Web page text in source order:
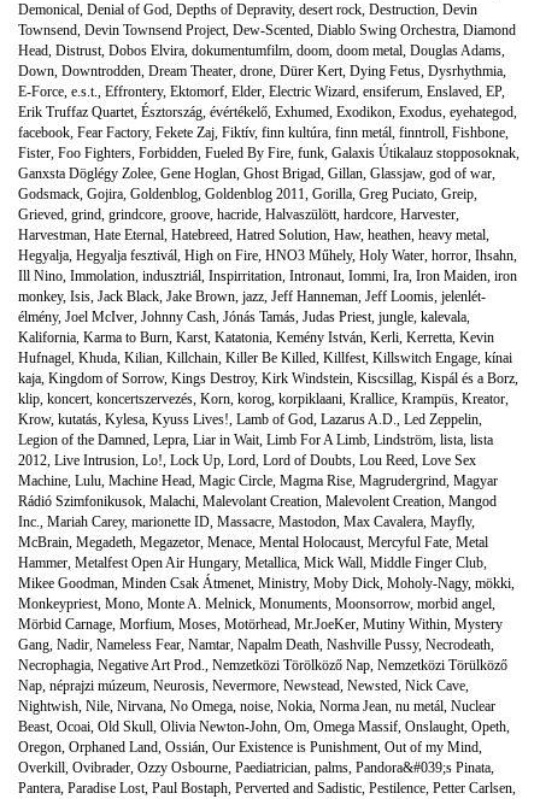
Demonical, Denial of God, Depths of Depravity, desert rock, Destruction, Devin
Townsend, Devin Townsend Project, Dew-Scented, Diablo Swing Orchestra, Diamond
Head, Distrust, Dobos Elvira, dokumentumfilm, doom, doom metal, Douglas Adams,
Down, Downtrodden, Dream Theater, drone, Dürer Kert, Dying Fetus, Dysrhythmia,
E-Force, e.s.t., Effrontery, Ektomorf, Elder, Electric Wizard, ensiferum, Enslaved, EP,
Erik Truffaz Quartet, Észtország, évértékelő, Exhumed, Exodikon, Exodus, eyehategod,
facebook, Fear Factory, Fekete Zaj, Fiktív, finn kultúra, finn metál, finntroll, Fishbone,
Fister, Foo Fighters, Forbidden, Fueled By Fire, funk, Galaxis Útikalauz stopposoknak,
Ganxsta Döglégy Zolee, Gene Hoglan, Ghost Brigad, Gillan, Glassjaw, god of war,
Godsmack, Gojira, Goldenblog, Goldenblog 2011, Gorilla, Greg Puciato, Greip,
Grieved, grind, grindcore, groove, hacride, Halvaszülött, hardcore, Harvester,
Harvestman, Hate Eternal, Hatebreed, Hatred Solution, Haw, heathen, heavy metal,
Hegyalja, Hegyalja fesztivál, High on Fire, HNO3 Műhely, Holy Water, horror, Ihsahn,
Ill Nino, Immolation, indusztriál, Inspirritation, Intronaut, Iommi, Ira, Iron Maiden, iron
monkey, Isis, Jack Black, Jake Brown, jazz, Jeff Hanneman, Jeff Loomis, jelenlét-
élmény, Joel McIver, Johnny Cash, Jónás Tamás, Judas Priest, jungle, kalevala,
Kalifornia, Karma to Burn, Karst, Katatonia, Kemény István, Kerli, Kerretta, Kevin
Hufnagel, Khuda, Kilian, Killchain, Killer Be Killed, Killfest, Killswitch Engage, kínai
kaja, Kingdom of Sorrow, Kings Destroy, Kirk Windstein, Kiscsillag, Kispál és a Borz,
klip, koncert, koncertszervezés, Korn, korog, korpiklaani, Krallice, Krampüs, Kreator,
Krow, kutatás, Kylesa, Kyuss Lives!, Lamb of God, Lazarus A.D., Led Zeppelin,
Legion of the Damned, Lepra, Liar in Wait, Limb For A Limb, Lindström, lista, lista
2012, Live Intrusion, Lo!, Lock Up, Lord, Lord of Doubts, Lou Reed, Love Sex
Machine, Lulu, Machine Head, Magic Circle, Magma Rise, Magrudergrind, Magyar
Rádió Szimfonikusok, Malachi, Malevolant Creation, Malevolent Creation, Mangod
Inc., Mariah Carey, marionette ID, Massacre, Mastodon, Max Cavalera, Mayfly,
McBrain, Megadeth, Megazetor, Menace, Mental Holocaust, Mercyful Fate, Metal
Hammer, Metalfest Open Air Hungary, Metallica, Mick Wall, Middle Finger Club,
Mikee Goodman, Minden Csak Átmenet, Ministry, Moby Dick, Moholy-Nagy, mökki,
Monkeypriest, Mono, Monte A. Melnick, Monuments, Moonsorrow, morbid angel,
Mörbid Carnage, Morfium, Moses, Motörhead, Mr.JoeKer, Mutiny Within, Mystery
Gang, Nadir, Nameless Fear, Namtar, Napalm Death, Nashville Pussy, Necrodeath,
Necrophagia, Negative Art Prod., Nemzetközi Törölköző Nap, Nemzetközi Törülköző
Nap, néprajzi múzeum, Neurosis, Nevermore, Newstead, Newsted, Nick Cave,
Nightwish, Nile, Nirvana, No Omega, noise, Nokia, Norma Jean, nu metál, Nuclear
Beast, Ocoai, Old Skull, Olivia Newton-John, Om, Omega Massif, Onslaught, Opeth,
Oregon, Orphaned Land, Ossián, Our Existence is Punishment, Out of my Mind,
Overkill, Ovibrader, Ozzy Osbourne, Paediatrician, palms, Pandora&#039;s Pinata,
Pantera, Paradise Lost, Paul Bostaph, Perverted and Sadistic, Pestilence, Petter Carlsen,